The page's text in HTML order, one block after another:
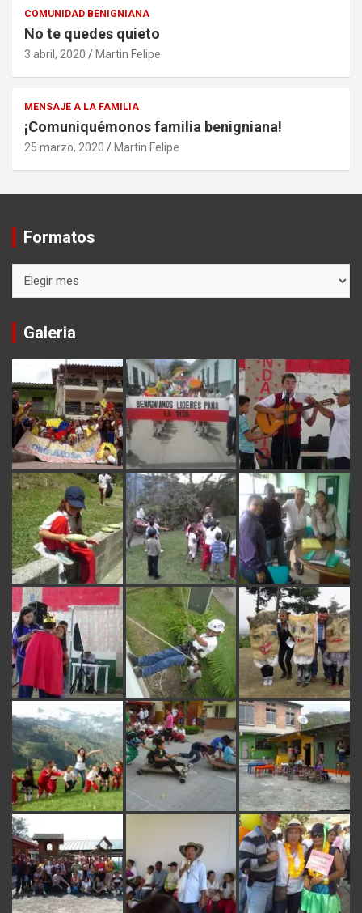
COMUNIDAD BENIGNIANA
No te quedes quieto
3 abril, 2020 Martin Felipe
MENSAJE A LA FAMILIA
¡Comuniquémonos familia benigniana!
25 marzo, 2020 Martin Felipe
Formatos
Galeria